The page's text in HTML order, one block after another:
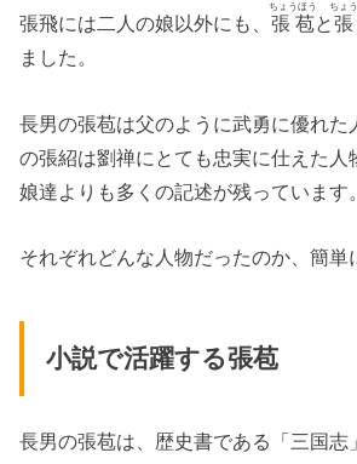
張飛には二人の娘以外にも、張苞
ちょうほう
と
ちょ
ました。
長男の張苞は父のように武勇に優れた
の張紹は劉禅にとても忠実に仕えた人
娘達よりも多くの記述が残っています。
それぞれどんな人物だったのか、簡単
小説で活躍する張苞
長男の張苞は、歴史書である「三国志